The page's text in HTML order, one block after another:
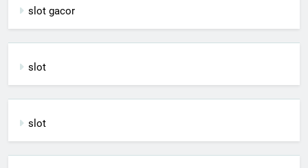
slot gacor
slot
slot